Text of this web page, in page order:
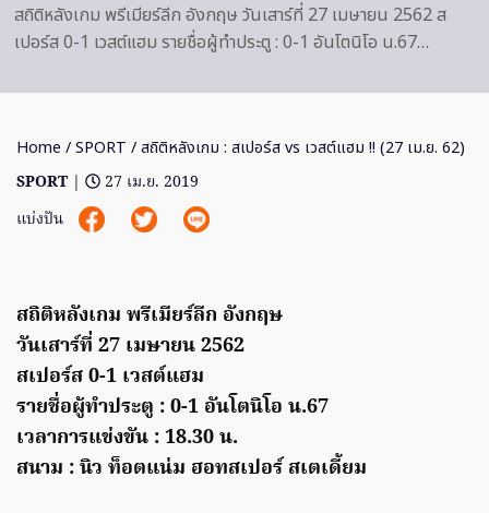
สถิติหลังเกม พรีเมียร์ลีก อังกฤษ วันเสาร์ที่ 27 เมษายน 2562 ส
เปอร์ส 0-1 เวสต์แฮม รายชื่อผู้ทำประตู : 0-1 อันโตนิโอ น.67…
Home /SPORT / สถิติหลังเกม : สเปอร์ส vs เวสต์แฮม !! (27 เม.ย. 62)
SPORT |
27 เม.ย. 2019
แบ่งปัน
สถิติหลังเกม พรีเมียร์ลีก อังกฤษ
วันเสาร์ที่ 27 เมษายน 2562
สเปอร์ส 0-1 เวสต์แฮม
รายชื่อผู้ทำประตู : 0-1 อันโตนิโอ น.67
เวลาการแข่งขัน : 18.30 น.
สนาม : นิว ท็อตแน่ม ฮอทสเปอร์ สเตเดี้ยม